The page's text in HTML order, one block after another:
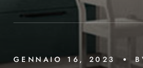
GENNAIO 16, 2023